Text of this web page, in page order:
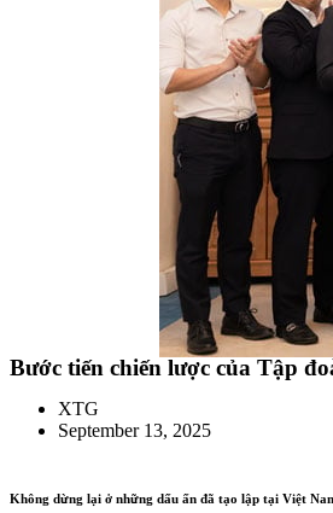
Bước tiến chiến lược của Tập
XTG
September 13, 2025
Không dừng lại ở những dấu ấn đã tạo lập tại Việt